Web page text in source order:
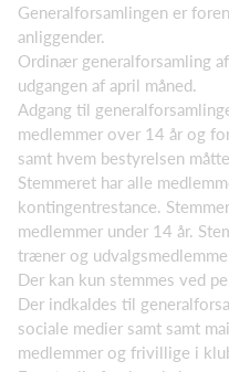
Generalforsamlingen er
anliggender.
Ordinær generalforsamling
udgangen af april måned.
Adgang til
medlemmer over 14 år og
samt hvem bestyrelsen
Stemmeret har alle
kontingentrestance.
medlemmer under 14 år.
træner og
Der kan kun stemmes ved
Der indkaldes til
sociale medier samt samt
medlemmer og frivillige i